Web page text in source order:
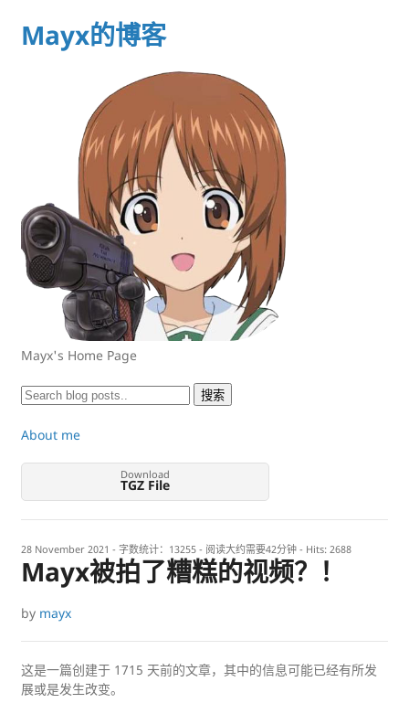
Mayx的博客
Mayx's Home Page
About me
Download
TGZ File
28 November 2021 - 字数统计：13255 - 阅读大约需要42分钟 - Hits: 2688
Mayx被拍了糟糕的视频？！
by mayx
这是一篇创建于 1715 天前的文章，其中的信息可能已经有所发
展或是发生改变。